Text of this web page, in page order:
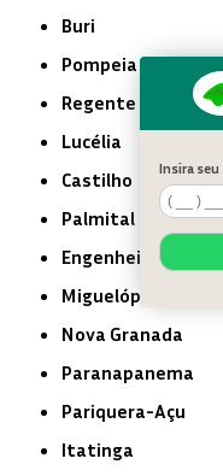
Buri
Pompeia
Regente Feijó
Lucélia
Castilho
Palmital
Engenheiro Coelho
Miguelópolis
Nova Granada
Paranapanema
Pariquera-Açu
Itatinga
Insira